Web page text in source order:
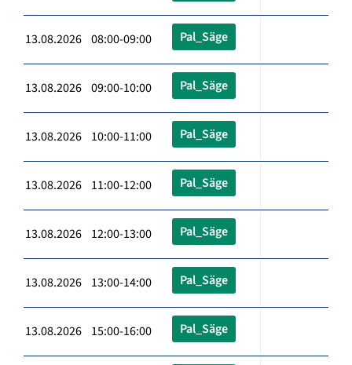
13.08.2026 08:00-09:00 Pal_Säge
13.08.2026 09:00-10:00 Pal_Säge
13.08.2026 10:00-11:00 Pal_Säge
13.08.2026 11:00-12:00 Pal_Säge
13.08.2026 12:00-13:00 Pal_Säge
13.08.2026 13:00-14:00 Pal_Säge
13.08.2026 15:00-16:00 Pal_Säge